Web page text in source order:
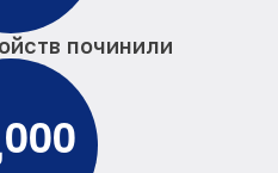
починили
000